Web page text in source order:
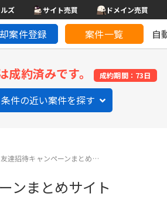
ズ サイト売買 ドメイン売買
案件登録 案件一覧 自
成約済みです。 成約期間：73日
条件の近い案件を探す
達招待キャンペーンまとめ…
ンまとめサイト